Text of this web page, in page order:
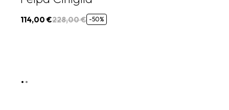
114,00 €228,00 € -50%